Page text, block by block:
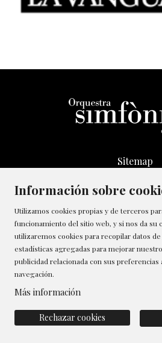
Sitemap
Canal de
Política de
Contactar
Gestionar
Información sobre
Utilizamos cookies propias y de terceros
funcionamiento del sitio web, y si nos da su
utilizaremos cookies para recopilar datos
estadísticas agregadas para mejorar
publicidad relacionada con sus preferencias
navegación.
Más información
Rechazar cookies